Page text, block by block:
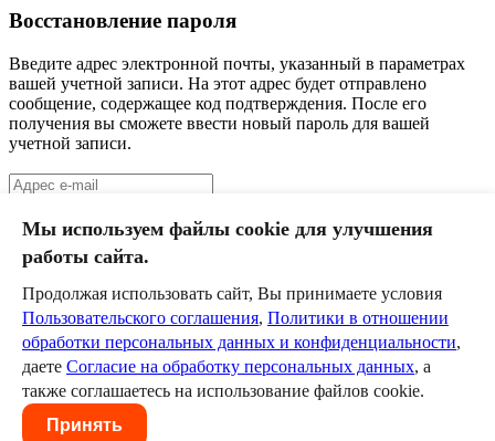
Восстановление пароля
Введите адрес электронной почты, указанный в параметрах
вашей учетной записи. На этот адрес будет отправлено
сообщение, содержащее код подтверждения. После его
получения вы сможете ввести новый пароль для вашей
учетной записи.
Слюдянка 1
II класс
Команда
Календарь
Новости
Служба технической поддержкиhelp@szd.online
Пользовательское соглашение
обработки персональных данных и конфиденциальности
Мы используем файлы cookie для улучшения
работы сайта.
Продолжая использовать сайт, Вы принимаете условия
Пользовательского соглашения, Политики в отношении
обработки персональных данных и конфиденциальности,
даете Согласие на обработку персональных данных, а
также соглашаетесь на использование файлов cookie.
Принять